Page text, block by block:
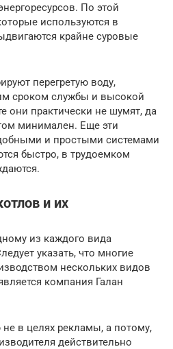
По этой
используются в
крайне суровые
перегретую воду,
сроком службы и высокой
они практически не шумят, да
минимален. Еще эти
и простыми системами
быстро, в трудоемком
и их
из каждого вида
указать, что многие
нескольких видов
компания Галан
в целях рекламы, а потому,
действительно